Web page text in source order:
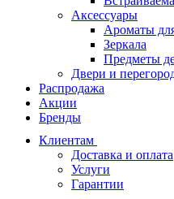
Аксессуары
Ароматы
Зеркала
Предметы
Двери и
Распродажа
Акции
Бренды
Клиентам
Доставка и оплата
Услуги
Гарантии